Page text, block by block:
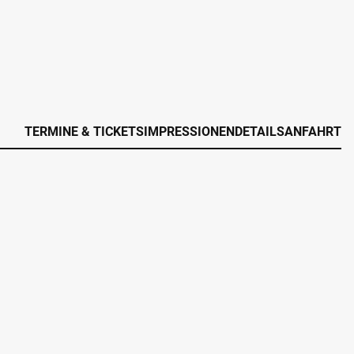
TERMINE & TICKETSIMPRESSIONENDETAILSANFAHRT